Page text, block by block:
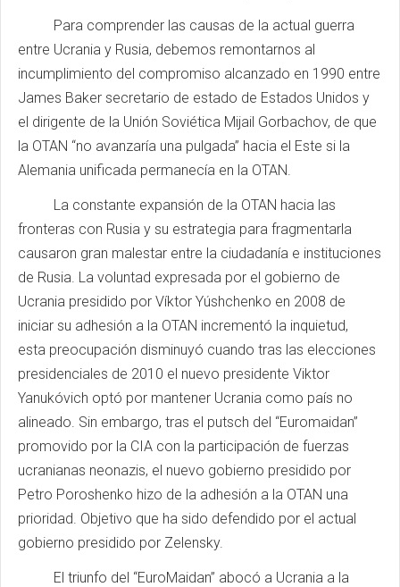
Para comprender las causas de la actual guerra
entre Ucrania y Rusia, debemos remontarnos al
incumplimiento del compromiso alcanzado en 1990 entre
James Baker secretario de estado de Estados Unidos y
el dirigente de la Unión Soviética Mijail Gorbachov, de que
la OTAN “no avanzaría una pulgada” hacia el Este si la
Alemania unificada permanecía en la OTAN.
La constante expansión de la OTAN hacia las
fronteras con Rusia y su estrategia para fragmentarla
causaron gran malestar entre la ciudadanía e instituciones
de Rusia. La voluntad expresada por el gobierno de
Ucrania presidido por Víktor Yúshchenko en 2008 de
iniciar su adhesión a la OTAN incrementó la inquietud,
esta preocupación disminuyó cuando tras las elecciones
presidenciales de 2010 el nuevo presidente Viktor
Yanukóvich optó por mantener Ucrania como país no
alineado. Sin embargo, tras el putsch del “Euromaidan”
promovido por la CIA con la participación de fuerzas
ucranianas neonazis, el nuevo gobierno presidido por
Petro Poroshenko hizo de la adhesión a la OTAN una
prioridad. Objetivo que ha sido defendido por el actual
gobierno presidido por Zelensky.
El triunfo del “EuroMaidan” abocó a Ucrania a la